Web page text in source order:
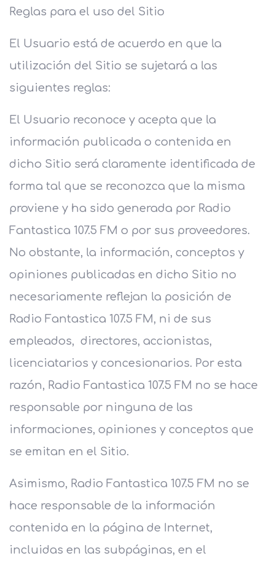
Reglas para el uso del Sitio
El Usuario está de acuerdo en que la
utilización del Sitio se sujetará a las
siguientes reglas:
El Usuario reconoce y acepta que la
información publicada o contenida en
dicho Sitio será claramente identificada de
forma tal que se reconozca que la misma
proviene y ha sido generada por Radio
Fantastica 107.5 FM o por sus proveedores.
No obstante, la información, conceptos y
opiniones publicadas en dicho Sitio no
necesariamente reflejan la posición de
Radio Fantastica 107.5 FM, ni de sus
empleados, directores, accionistas,
licenciatarios y concesionarios. Por esta
razón, Radio Fantastica 107.5 FM no se hace
responsable por ninguna de las
informaciones, opiniones y conceptos que
se emitan en el Sitio.
Asimismo, Radio Fantastica 107.5 FM no se
hace responsable de la información
contenida en la página de Internet,
incluidas en las subpáginas, en el